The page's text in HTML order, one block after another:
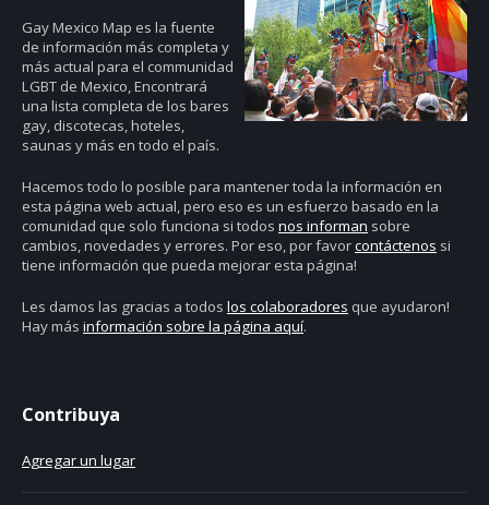
Gay Mexico Map es la fuente
de información más completa y
más actual para el communidad
LGBT de Mexico, Encontrará
una lista completa de los bares
gay, discotecas, hoteles,
saunas y más en todo el país.
Hacemos todo lo posible para mantener toda la información en
esta página web actual, pero eso es un esfuerzo basado en la
comunidad que solo funciona si todos nos informan sobre
cambios, novedades y errores. Por eso, por favorcontáctenos si
tiene información que pueda mejorar esta página!
Les damos las gracias a todos los colaboradores que ayudaron!
Hay más información sobre la página aquí.
Contribuya
Agregar un lugar